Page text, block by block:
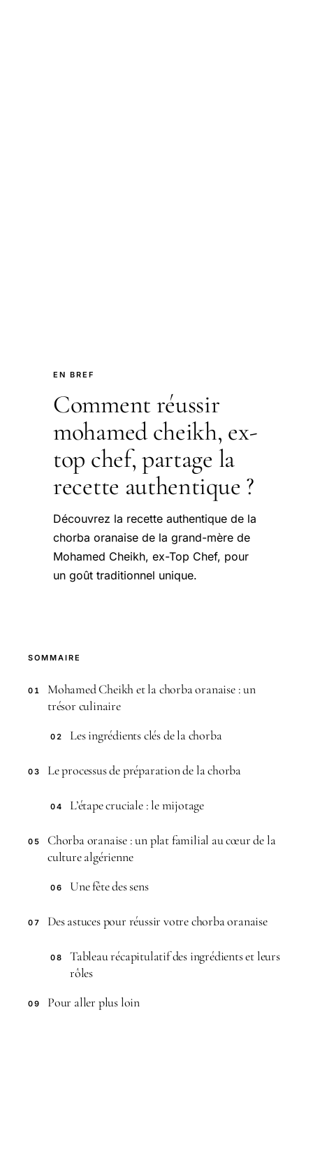
EN BREF
Comment réussir
mohamed cheikh, ex-
top chef, partage la
recette authentique ?
Découvrez la recette authentique de la
chorba oranaise de la grand-mère de
Mohamed Cheikh, ex-Top Chef, pour
un goût traditionnel unique.
SOMMAIRE
01
Mohamed Cheikh et la chorba oranaise : un
trésor culinaire
02 Les ingrédients clés de la chorba
03 Le processus de préparation de la chorba
04 L’étape cruciale : le mijotage
05
Chorba oranaise : un plat familial au cœur de la
culture algérienne
06 Une fête des sens
07 Des astuces pour réussir votre chorba oranaise
08
Tableau récapitulatif des ingrédients et leurs
rôles
09 Pour aller plus loin